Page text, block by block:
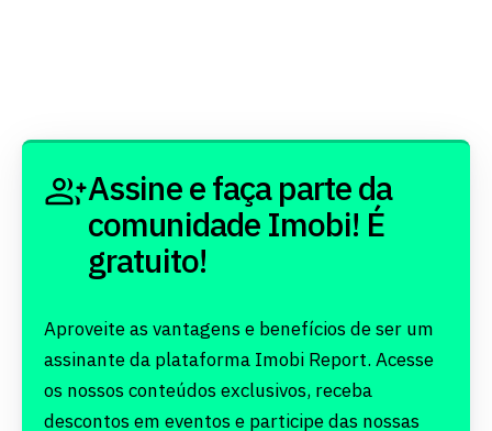
Assine e faça parte da
comunidade Imobi! É
gratuito!
Aproveite as vantagens e benefícios de ser um
assinante da plataforma Imobi Report. Acesse
os nossos conteúdos exclusivos, receba
descontos em eventos e participe das nossas